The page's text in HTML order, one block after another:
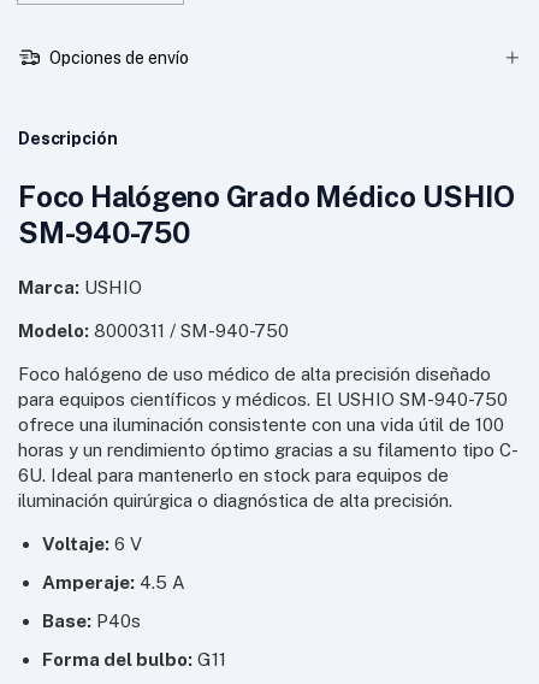
Opciones de envío
Descripción
Foco Halógeno Grado Médico USHIO
SM-940-750
Marca: USHIO
Modelo: 8000311 / SM-940-750
Foco halógeno de uso médico de alta precisión diseñado
para equipos científicos y médicos. El USHIO SM-940-750
ofrece una iluminación consistente con una vida útil de 100
horas y un rendimiento óptimo gracias a su filamento tipo C-
6U. Ideal para mantenerlo en stock para equipos de
iluminación quirúrgica o diagnóstica de alta precisión.
Voltaje: 6 V
Amperaje: 4.5 A
Base: P40s
Forma del bulbo: G11